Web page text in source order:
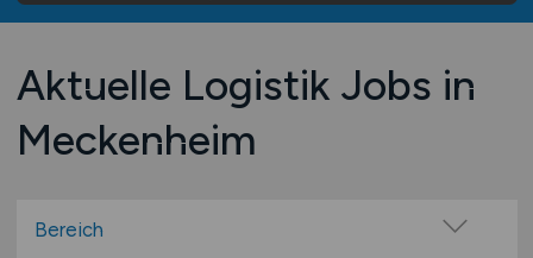
Aktuelle Logistik Jobs in
Meckenheim
Bereich